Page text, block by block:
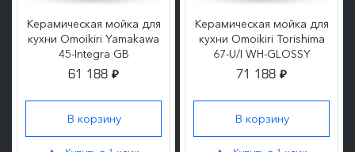
Керамическая мойка для
кухни Omoikiri Yamakawa
45-Integra GB
61 188 ₽
Керамическая мойка для
кухни Omoikiri Torishima
67-U/I WH-GLOSSY
71 188 ₽
ПОДРОБНЕЕ ПОДРОБНЕЕ